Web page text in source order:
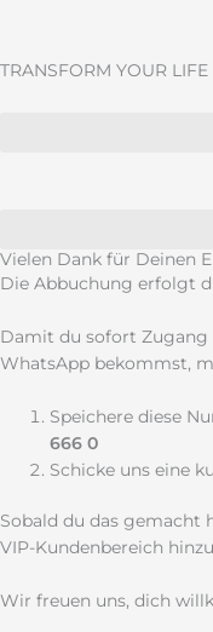
springen
TRANSFORM YOUR LIFE
Vielen Dank für Deinen
Die Abbuchung erfolgt
Damit du sofort Zugang
WhatsApp bekommst,
Speichere diese
666 0
Schicke uns eine
Sobald du das gemacht
VIP-Kundenbereich
Wir freuen uns, dich